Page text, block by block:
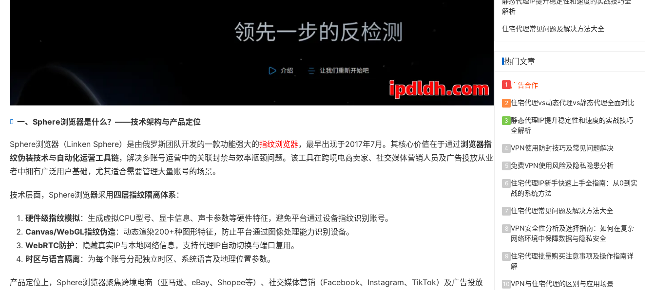
一、Sphere浏览器是什么？——技术架构与产品定位
Sphere浏览器（Linken Sphere）是由俄罗斯团队开发的一款功能强大的指纹浏览器，最早出现于2017年7月。其核心价值在于通过浏览器指
纹伪装技术与自动化运营工具链，解决多账号运营中的关联封禁与效率瓶颈问题。该工具在跨境电商卖家、社交媒体营销人员及广告投放从业
者中拥有广泛用户基础，尤其适合需要管理大量账号的场景。
技术层面，Sphere浏览器采用四层指纹隔离体系 ：
硬件级指纹模拟：生成虚拟CPU型号、显卡信息、声卡参数等硬件特征，避免平台通过设备指纹识别账号。
Canvas/WebGL指纹伪造：动态渲染200+种图形特征，防止平台通过图像处理能力识别设备。
WebRTC防护 ：隐藏真实IP与本地网络信息，支持代理IP自动切换与端口复用。
时区与语言隔离：为每个账号分配独立时区、系统语言及地理位置参数。
产品定位上，Sphere浏览器聚焦跨境电商（亚马逊、eBay、Shopee等）、社交媒体营销（Facebook、Instagram、TikTok）及广告投放
解析
住宅代理常见问题及解决方法大全
热门文章
1 广告合作
2 住宅代理vs动态代理vs静态代理全面对比
3 静态代理IP提升稳定性和速度的实战技巧
全解析
4 VPN使用防封技巧及常见问题解决
5 免费VPN使用风险及隐私隐患分析
6 住宅代理IP新手快速上手全指南：从0到实
战的系统方法
7 住宅代理常见问题及解决方法大全
8 VPN安全性分析及选择指南：如何在复杂
网络环境中保障数据与隐私安全
9 住宅代理批量购买注意事项及操作指南详
解
10 VPN与住宅代理的区别与应用场景